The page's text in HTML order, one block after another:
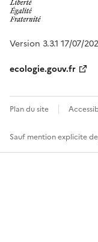
Version 3.3.1 17/07/
ecologie.gouv.fr
Plan du site
Sauf mention explicite